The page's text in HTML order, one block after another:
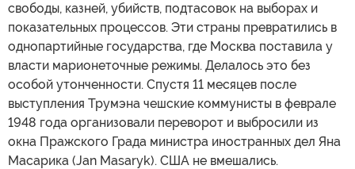
свободы, казней, убийств, подтасовок на выборах и
показательных процессов. Эти страны превратились в
однопартийные государства, где Москва поставила у
власти марионеточные режимы. Делалось это без
особой утонченности. Спустя 11 месяцев после
выступления Трумэна чешские коммунисты в феврале
1948 года организовали переворот и выбросили из
окна Пражского Града министра иностранных дел Яна
Масарика (Jan Masaryk). США не вмешались.